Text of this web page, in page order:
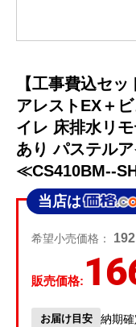
【工事費込セ
アレストEX＋
イレ 床排水リ
あり パステルア
≪CS410BM--
当店は
希望小売価格：
販売価格:
お届け目安 納期